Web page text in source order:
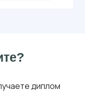
диплом